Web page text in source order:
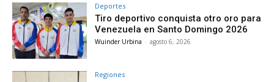
Deportes
Tiro deportivo conquista otro oro para
Venezuela en Santo Domingo 2026
Wuinder Urbina - agosto 6, 2026
Regiones